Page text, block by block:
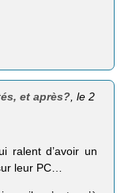
et après? , le 2
ralent d’avoir un
leur PC…